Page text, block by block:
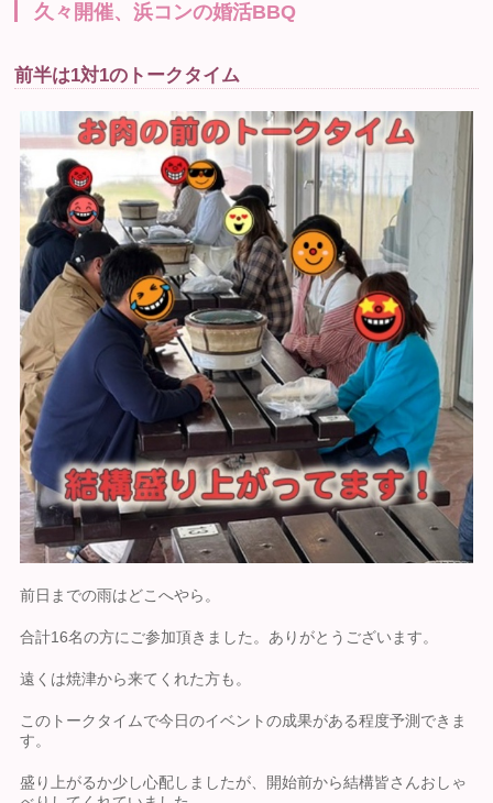
久々開催、浜コンの婚活BBQ
前半は1対1のトークタイム
前日までの雨はどこへやら。
合計16名の方にご参加頂きました。ありがとうございます。
遠くは焼津から来てくれた方も。
このトークタイムで今日のイベントの成果がある程度予測できま
す。
盛り上がるか少し心配しましたが、開始前から結構皆さんおしゃ